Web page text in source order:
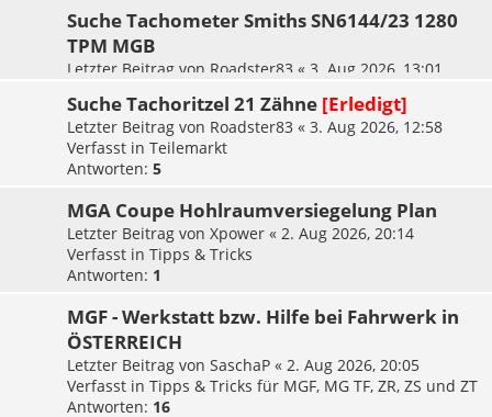
Suche Tachometer Smiths SN6144/23 1280
TPM MGB
Letzter Beitrag von Roadster83 « 3. Aug 2026, 13:01
Suche Tachoritzel 21 Zähne [Erledigt]
Letzter Beitrag von Roadster83 « 3. Aug 2026, 12:58
Verfasst in Teilemarkt
Antworten: 5
MGA Coupe Hohlraumversiegelung Plan
Letzter Beitrag von Xpower « 2. Aug 2026, 20:14
Verfasst in Tipps & Tricks
Antworten: 1
MGF - Werkstatt bzw. Hilfe bei Fahrwerk in
ÖSTERREICH
Letzter Beitrag von SaschaP « 2. Aug 2026, 20:05
Verfasst in Tipps & Tricks für MGF, MG TF, ZR, ZS und ZT
Antworten: 16